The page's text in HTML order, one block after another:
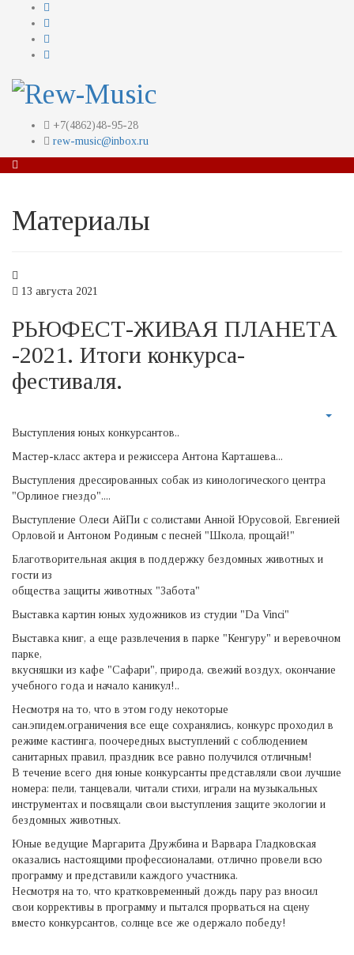
+7(4862)48-95-28
rew-music@inbox.ru
Материалы
13 августа 2021
РЬЮФЕСТ-ЖИВАЯ ПЛАНЕТА
-2021. Итоги конкурса-
фестиваля.
Выступления юных конкурсантов..
Мастер-класс актера и режиссера Антона Карташева...
Выступления дрессированных собак из кинологического центра
"Орлиное гнездо"....
Выступление Олеси АйПи с солистами Анной Юрусовой, Евгенией
Орловой и Антоном Родиным с песней "Школа, прощай!"
Благотворительная акция в поддержку бездомных животных и
гости из
общества защиты животных "Забота"
Выставка картин юных художников из студии "Da Vinci"
Выставка книг, а еще развлечения в парке "Кенгуру" и веревочном
парке,
вкусняшки из кафе "Сафари", природа, свежий воздух, окончание
учебного года и начало каникул!..
Несмотря на то, что в этом году некоторые
сан.эпидем.ограничения все еще сохранялись, конкурс проходил в
режиме кастинга, поочередных выступлений с соблюдением
санитарных правил, праздник все равно получился отличным!
В течение всего дня юные конкурсанты представляли свои лучшие
номера: пели, танцевали, читали стихи, играли на музыкальных
инструментах и посвящали свои выступления защите экологии и
бездомных животных.
Юные ведущие Маргарита Дружбина и Варвара Гладковская
оказались настоящими профессионалами, отлично провели всю
программу и представили каждого участника.
Несмотря на то, что кратковременный дождь пару раз вносил
свои коррективы в программу и пытался прорваться на сцену
вместо конкурсантов, солнце все же одержало победу!